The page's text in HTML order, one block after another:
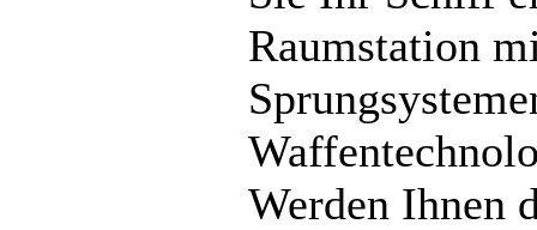
Raumstation
Werden Ihnen